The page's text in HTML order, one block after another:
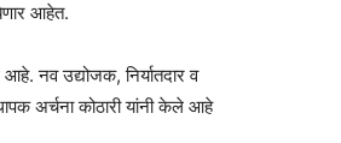
आहेत.
नव उद्योजक, निर्यातदार व
अर्चना कोठारी यांनी केले आहे